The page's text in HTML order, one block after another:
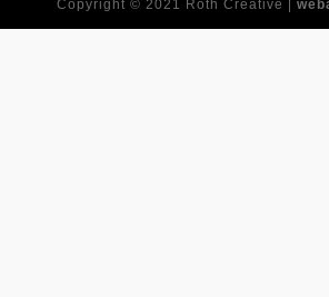
Copyright © 2021 Roth Creative |